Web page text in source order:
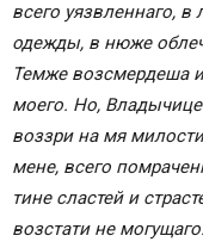
Молитвы о
Молитва Божьей
Молитвы
Комментариев —
всего уязвленнаго,
одежды, в нюже
Темже возсмердеша
моего. Но,
воззри на мя
мене, всего
тине сластей и
возстати не